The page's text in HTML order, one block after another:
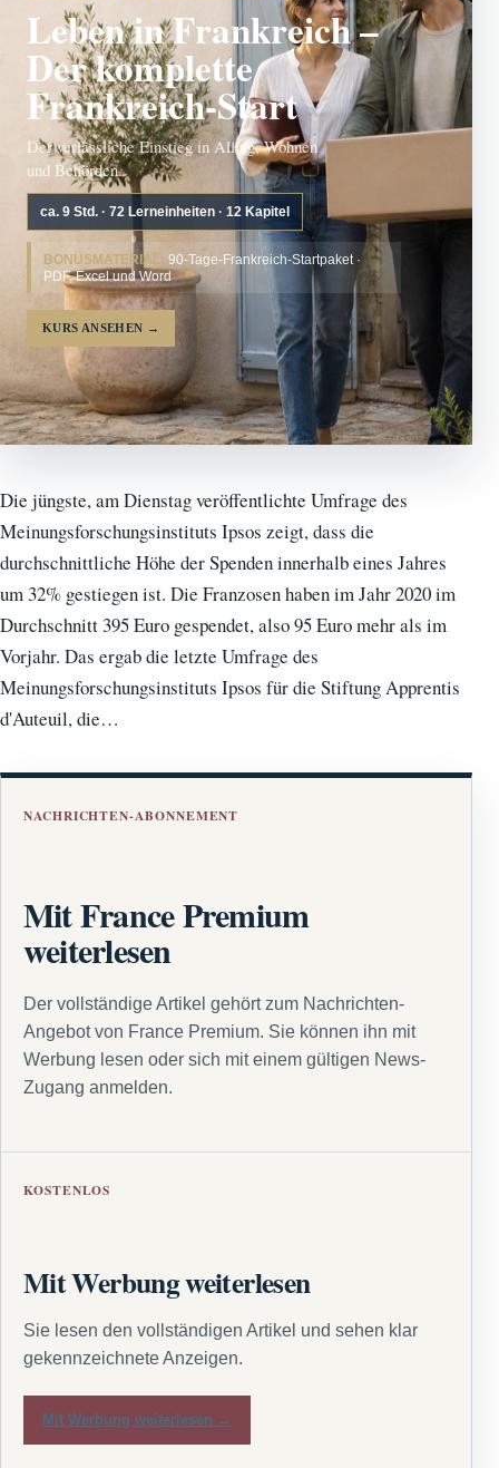
Leben in Frankreich –
Der komplette
Frankreich-Start
Der verlässliche Einstieg in Alltag, Wohnen
und Behörden.
ca. 9 Std. · 72 Lerneinheiten · 12 Kapitel
BONUSMATERIAL: 90-Tage-Frankreich-Startpaket ·
PDF, Excel und Word
KURS ANSEHEN →
Die jüngste, am Dienstag veröffentlichte Umfrage des
Meinungsforschungsinstituts Ipsos zeigt, dass die
durchschnittliche Höhe der Spenden innerhalb eines Jahres
um 32% gestiegen ist. Die Franzosen haben im Jahr 2020 im
Durchschnitt 395 Euro gespendet, also 95 Euro mehr als im
Vorjahr. Das ergab die letzte Umfrage des
Meinungsforschungsinstituts Ipsos für die Stiftung Apprentis
d'Auteuil, die…
NACHRICHTEN-ABONNEMENT
Mit France Premium
weiterlesen
Der vollständige Artikel gehört zum Nachrichten-
Angebot von France Premium. Sie können ihn mit
Werbung lesen oder sich mit einem gültigen News-
Zugang anmelden.
KOSTENLOS
Mit Werbung weiterlesen
Sie lesen den vollständigen Artikel und sehen klar
gekennzeichnete Anzeigen.
Mit Werbung weiterlesen →